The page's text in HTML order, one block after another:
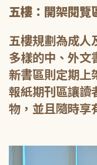
五樓：開架閱覽
五樓規劃為成人
多樣的中、外文
新書區則定期上
報紙期刊區讓讀
物，並且隨時享